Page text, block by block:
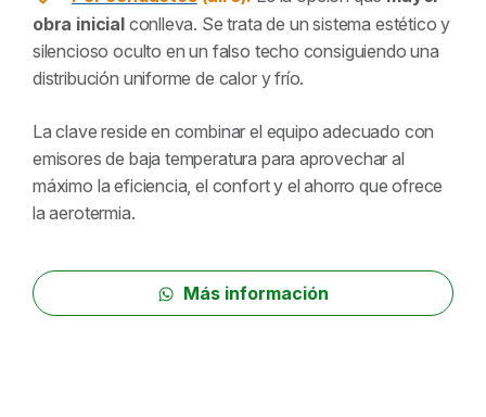
obra inicialconlleva. Se trata de un sistema estético y
silencioso oculto en un falso techo consiguiendo una
distribución uniforme de calor y frío.
La clave reside en combinar el equipo adecuado con
emisores de baja temperatura para aprovechar al
máximo la eficiencia, el confort y el ahorro que ofrece
la aerotermia.
Más información